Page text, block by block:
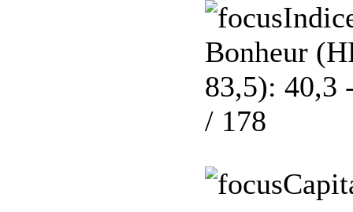
Bonheur
83,5): 40,3
/ 178